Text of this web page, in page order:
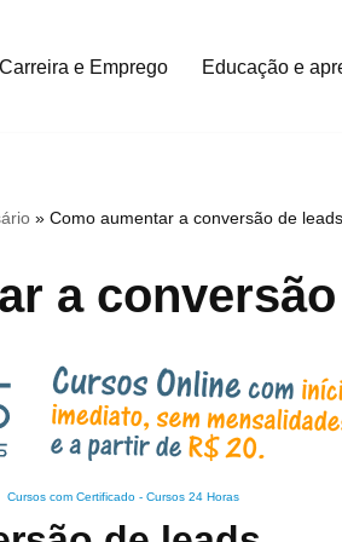
Carreira e Emprego Educação e
»Como aumentar a conversão de
a
Cursos com Certificado- Cursos 24 Horas